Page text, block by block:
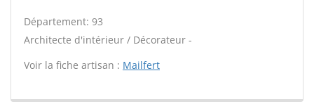
Département: 93
Architecte d'intérieur / Décorateur -
Voir la fiche artisan : Mailfert